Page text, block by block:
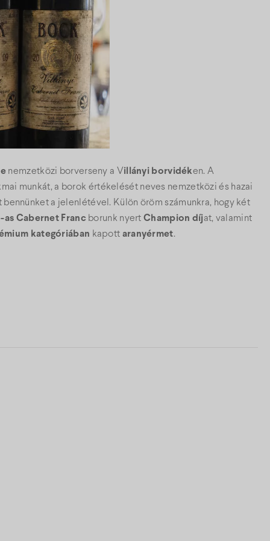
nemzetközi borverseny a Villányi borvidéken. A
munkát, a borok értékelését neves nemzetközi és hazai
a jelenlétével. Külön öröm számunkra, hogy két
as Cabernet Franc borunk nyertChampion díj at, valamint
kategóriában kapott aranyérmet.